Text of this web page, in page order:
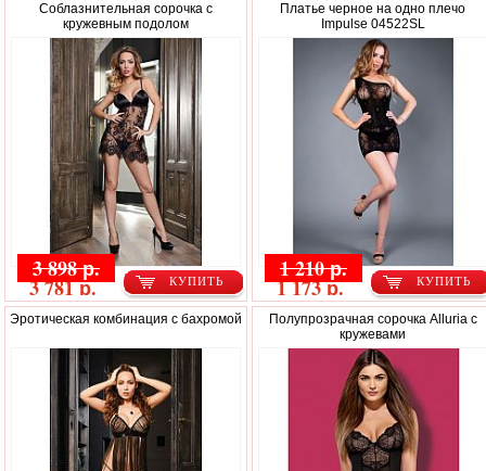
Соблазнительная сорочка с
кружевным подолом
КУПИТЬ
3 898 р.
3 781 р.
Платье черное на одно плечо
Impulse 04522SL
КУПИТЬ
1 210 р.
1 173 р.
Эротическая комбинация с бахромой
Полупрозрачная сорочка Alluria с
кружевами